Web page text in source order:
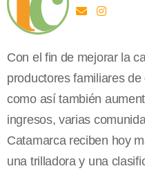
Con el fin de mejorar la
productores familiares
como así también
ingresos, varias
Catamarca reciben hoy
una trilladora y una